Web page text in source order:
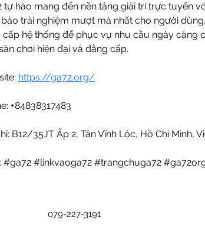
tự hào mang đến nền tảng giải trí trực tuyến
trải nghiệm mượt mà nhất cho người
cấp hệ thống để phục vụ nhu cầu ngày càng
chơi hiện đại và đẳng cấp.
https://ga72.org/
+84838317483
B12/35JT Ấp 2, Tân Vĩnh Lộc, Hồ Chí Minh,
#ga72 #linkvaoga72 #trangchuga72
079-227-3191